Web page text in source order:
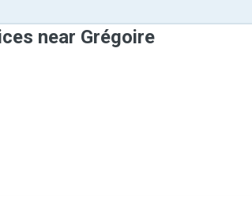
near Grégoire